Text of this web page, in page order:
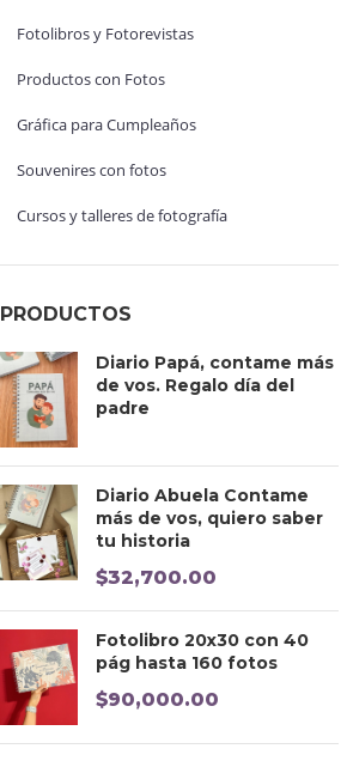
Fotolibros y Fotorevistas
Productos con Fotos
Gráfica para Cumpleaños
Souvenires con fotos
Cursos y talleres de fotografía
PRODUCTOS
Diario Papá, contame más
de vos. Regalo día del
padre
Diario Abuela Contame
más de vos, quiero saber
tu historia
$32,700.00
Fotolibro 20x30 con 40
pág hasta 160 fotos
$90,000.00